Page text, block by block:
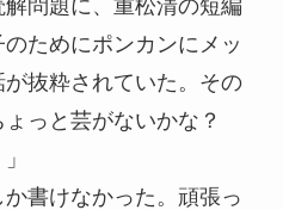
問題に、重松清の短編
ためにポンカンにメッ
抜粋されていた。その
っと芸がないかな？
書けなかった。頑張っ